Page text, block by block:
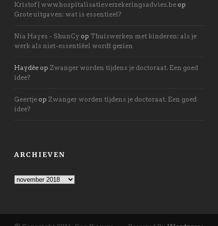
Kristof | www.hospitalisatieverzekeringsadvies.be op
Grote uitgaven: wat is essentieel?
Nia Hayes - ShunCy op Thuiswerken met kinderen: als je
werk als niet-essentiëel wordt gezien
Haydée op Zwanger worden tijdens je doctoraat. Een goed
idee?
Geertje op Zwanger worden tijdens je doctoraat. Een goed
idee?
ARCHIEVEN
Archieven